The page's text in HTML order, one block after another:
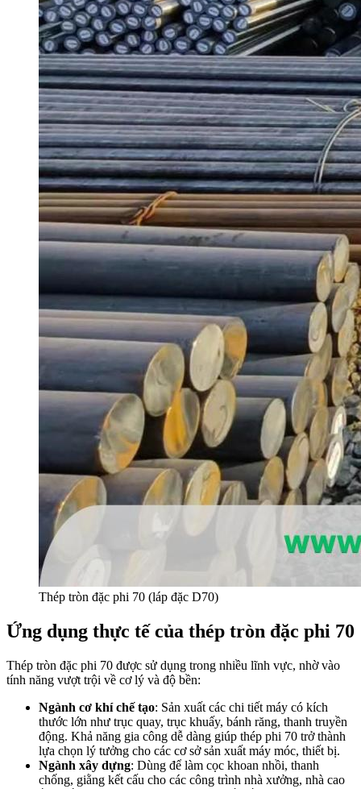
Thép tròn đặc phi 70 (láp đặc D70)
Ứng dụng thực tế của thép tròn đặc phi 70
Thép tròn đặc phi 70 được sử dụng trong nhiều lĩnh vực, nhờ vào
tính năng vượt trội về cơ lý và độ bền:
Ngành cơ khí chế tạo: Sản xuất các chi tiết máy có kích
thước lớn như trục quay, trục khuấy, bánh răng, thanh truyền
động. Khả năng gia công dễ dàng giúp thép phi 70 trở thành
lựa chọn lý tưởng cho các cơ sở sản xuất máy móc, thiết bị.
Ngành xây dựng: Dùng để làm cọc khoan nhồi, thanh
chống, giằng kết cấu cho các công trình nhà xưởng, nhà cao